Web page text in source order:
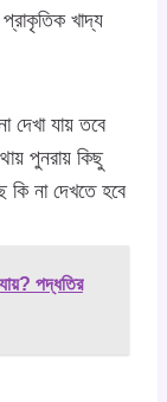
খাদ্য
দেখা যায় তবে
পুনরায় কিছু
কি না দেখতে হবে
পদ্ধতির